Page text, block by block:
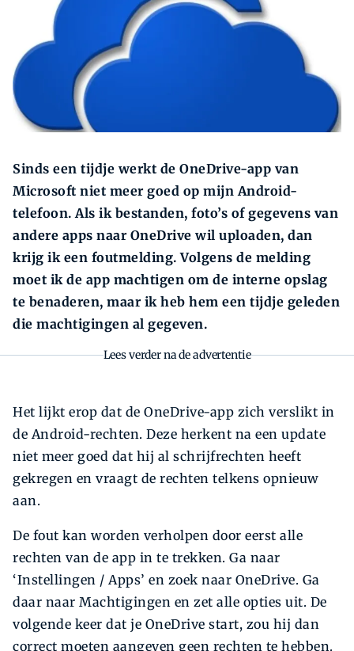
Zoeken
Sinds een tijdje werkt de OneDrive-app van
Microsoft niet meer goed op mijn Android-
telefoon. Als ik bestanden, foto’s of gegevens van
andere apps naar OneDrive wil uploaden, dan
krijg ik een foutmelding. Volgens de melding
moet ik de app machtigen om de interne opslag
te benaderen, maar ik heb hem een tijdje geleden
die machtigingen al gegeven.
Lees verder na de advertentie
Het lijkt erop dat de OneDrive-app zich verslikt in
de Android-rechten. Deze herkent na een update
niet meer goed dat hij al schrijfrechten heeft
gekregen en vraagt de rechten telkens opnieuw
aan.
De fout kan worden verholpen door eerst alle
rechten van de app in te trekken. Ga naar
‘Instellingen / Apps’ en zoek naar OneDrive. Ga
daar naar Machtigingen en zet alle opties uit. De
volgende keer dat je OneDrive start, zou hij dan
correct moeten aangeven geen rechten te hebben.